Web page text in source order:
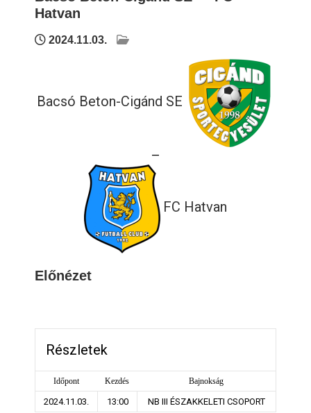
Hatvan
2024.11.03.
Bacsó Beton-Cigánd SE
—
FC Hatvan
Előnézet
Részletek
Időpont Kezdés Bajnokság
2024.11.03. 13:00 NB III ÉSZAKKELETI CSOPORT